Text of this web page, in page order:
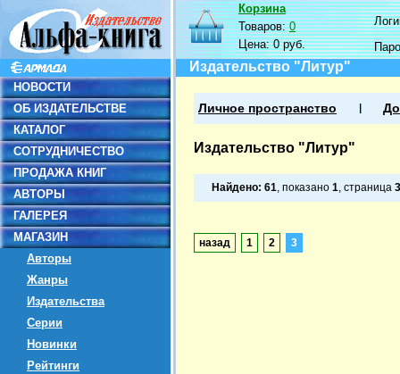
НОВОСТИ
ОБ ИЗДАТЕЛЬСТВЕ
КАТАЛОГ
СОТРУДНИЧЕСТВО
ПРОДАЖА КНИГ
АВТОРЫ
ГАЛЕРЕЯ
МАГАЗИН
Авторы
Жанры
Издательства
Серии
Новинки
Рейтинги
Корзина
Товаров:0
Цена:0 руб.
Издательство "Литур"
Личное пространство
Издательство "Литур"
Найдено: 61, показано 1, страница 3
назад 1 2 3